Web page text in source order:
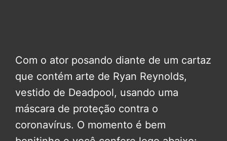
Com o ator posando diante de um cartaz
que contém arte de Ryan Reynolds,
vestido de Deadpool, usando uma
máscara de proteção contra o
coronavírus. O momento é bem